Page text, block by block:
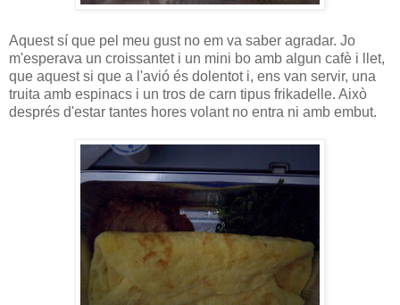
Aquest sí que pel meu gust no em va saber agradar. Jo
m'esperava un croissantet i un mini bo amb algun cafè i llet,
que aquest si que a l'avió és dolentot i, ens van servir, una
truita amb espinacs i un tros de carn tipus frikadelle. Això
després d'estar tantes hores volant no entra ni amb embut.